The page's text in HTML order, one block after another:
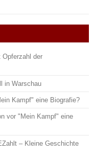
Opferzahl der
in Warschau
Kampf" eine Biografie?
vor "Mein Kampf" eine
– Kleine Geschichte